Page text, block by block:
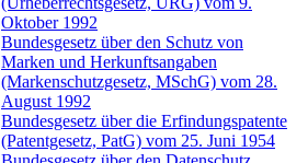
Oktober 1992
Bundesgesetz über den Schutz von
Marken und Herkunftsangaben
(Markenschutzgesetz, MSchG) vom 28.
August 1992
Bundesgesetz über die Erfindungspatente
(Patentgesetz, PatG) vom 25. Juni 1954